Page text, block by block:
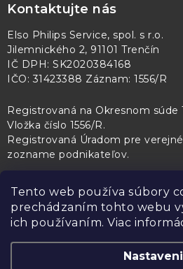
Tento web používa súbory
prechádzaním tohto webu
ich používaním. Viac
Kontaktujte nás
Elso Philips Service, spol. s r.o.
Jilemnického 2, 91101 Trenčín
IČ DPH: SK2020384168
IČO: 31423388 Záznam: 1556/R
Registrovaná na Okresnom súde
Vložka číslo 1556/R.
Registrovaná Úradom pre
zozname podnikateľov.
PL Servis Kontroltech Technický